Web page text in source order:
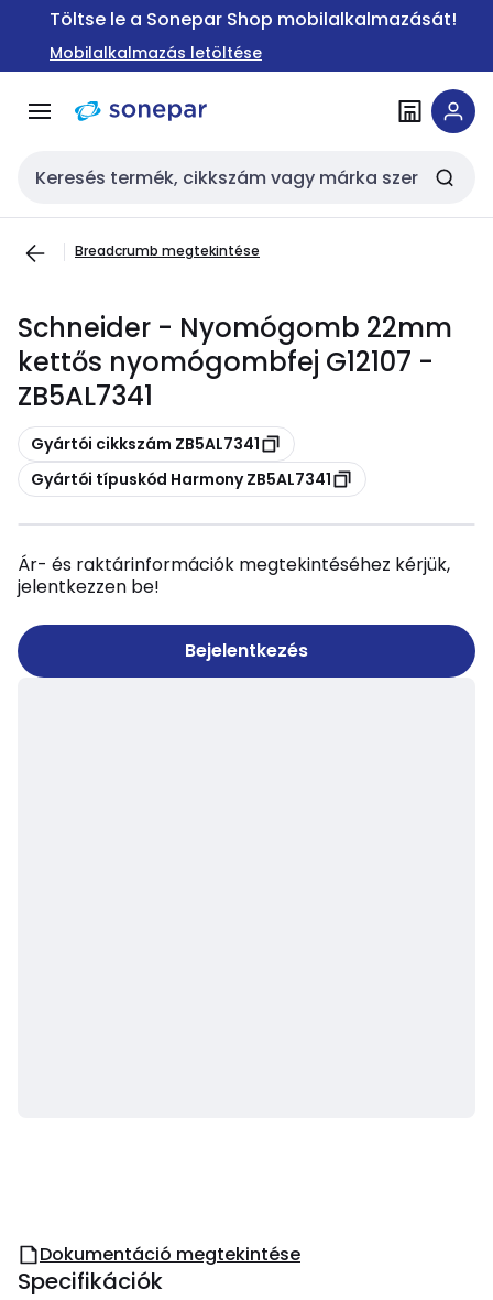
Ugrás a
Ugrás a
tartalomra
Töltse le a Sonepar Shop mobilalkalmazását!
Mobilalkalmazás letöltése
Keresési bemenet
Breadcrumb megtekintése
Schneider - Nyomógomb 22mm
kettős nyomógombfej G12107 -
ZB5AL7341
Másolás
Gyártói cikkszám ZB5AL7341
Másolás
Gyártói típuskód Harmony ZB5AL7341
Ár- és raktárinformációk megtekintéséhez kérjük,
jelentkezzen be!
Bejelentkezés
Dokumentáció megtekintése
Specifikációk